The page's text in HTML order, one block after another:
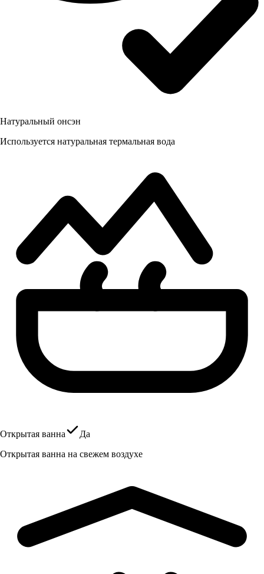
Натуральный онсэн
Используется натуральная термальная вода
Открытая ванна
Да
Открытая ванна на свежем воздухе